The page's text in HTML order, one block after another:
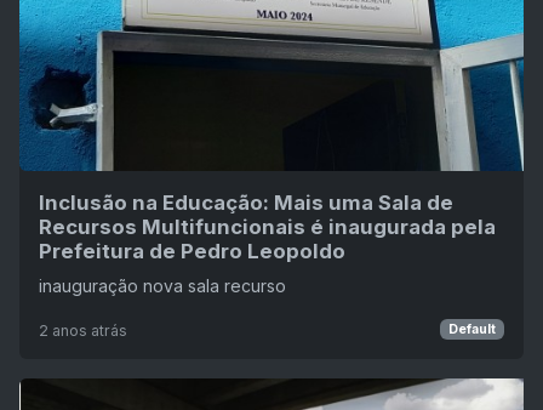
Inclusão na Educação: Mais uma Sala de
Recursos Multifuncionais é inaugurada pela
Prefeitura de Pedro Leopoldo
inauguração nova sala recurso
2 anos atrás Default